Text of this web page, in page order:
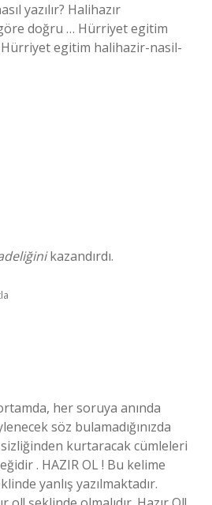
yazılır? Halihazır
doğru … Hürriyet egitim
egitim halihazir-nasil-
kazandırdı.
her soruya anında
söz bulamadığınızda
kurtaracak cümleleri
. HAZIR OL ! Bu kelime
yanlış yazılmaktadır.